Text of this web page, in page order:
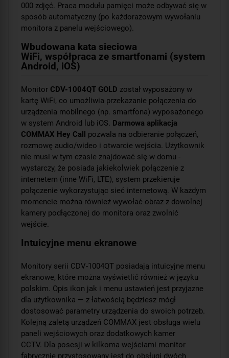
000 zdjęć. Praca modułu pamięci może odbywać się w
sposób automatyczny (po każdorazowym wywołaniu
monitora z panelu wejściowego).
Wbudowana kata sieciowa
WiFi, współpraca ze smartfonami (system
Android, iOS)
Monitor CDV-1004QT GOLD został wyposażony w
kartę WiFi, co umożliwia przekazanie połączenia do
urządzenia mobilnego (np. smartfona) wyposażonego
w system Android lub iOS. Darmowa aplikacja
COMMAX Hey Call
pozwala na odbieranie połączeń,
rozmowę audio/wideo i otwarcie wejścia. Użytkownik
nie musi w tym czasie znajdować się w domu -
wystarczy, że posiada jakiekolwiek połączenie z
internetem (inne WiFi, LTE), system przekieruje
połączenie wykorzystując sieć internetową. W każdym
momencie można również wywołać obraz z dowolnej
kamery podłączonej do monitora oraz zwolnić
wejście.
Intuicyjne menu ekranowe
Monitory serii CDV-1004QT posiadają intuicyjne menu
ekranowe, które można wyświetlić również w języku
polskim. Opis ikon jak i menu ustawień jest przyjazne
dla użytkownika — z łatwością będziesz mógł
dostosować parametry urządzenia do swoich potrzeb.
Kolejną zaletą urządzeń COMMAX jest obsługa wielu
paneli wejściowych oraz dodatkowych kamer
CCTV. Dla posesji w kilkoma wejściami monitor
fabrycznie przystosowany jest do obsługi dwóch